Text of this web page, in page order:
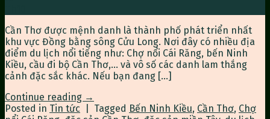
Cần Thơ được mệnh danh là thành phố phát triển nhất
khu vực Đồng bằng sông Cửu Long. Nơi đây có nhiều địa
điểm du lịch nổi tiếng như: Chợ nổi Cái Răng, bến Ninh
Kiều, cầu đi bộ Cần Thơ,… và vô số các danh lam thắng
cảnh đặc sắc khác. Nếu bạn đang […]
Continue reading →
Posted in Tin tức Tagged Bến Ninh Kiều, Cần Thơ, Chợ